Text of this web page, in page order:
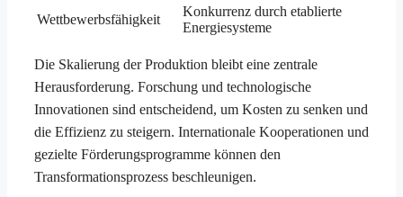
Wettbewerbsfähigkeit
Konkurrenz durch etablierte
Energiesysteme
Die Skalierung der Produktion bleibt eine zentrale
Herausforderung. Forschung und technologische
Innovationen sind entscheidend, um Kosten zu senken und
die Effizienz zu steigern. Internationale Kooperationen und
gezielte Förderungsprogramme können den
Transformationsprozess beschleunigen.